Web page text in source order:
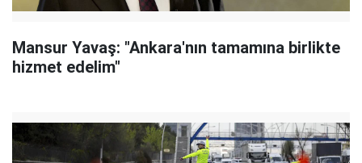
Mansur Yavaş: "Ankara'nın tamamına birlikte
hizmet edelim"